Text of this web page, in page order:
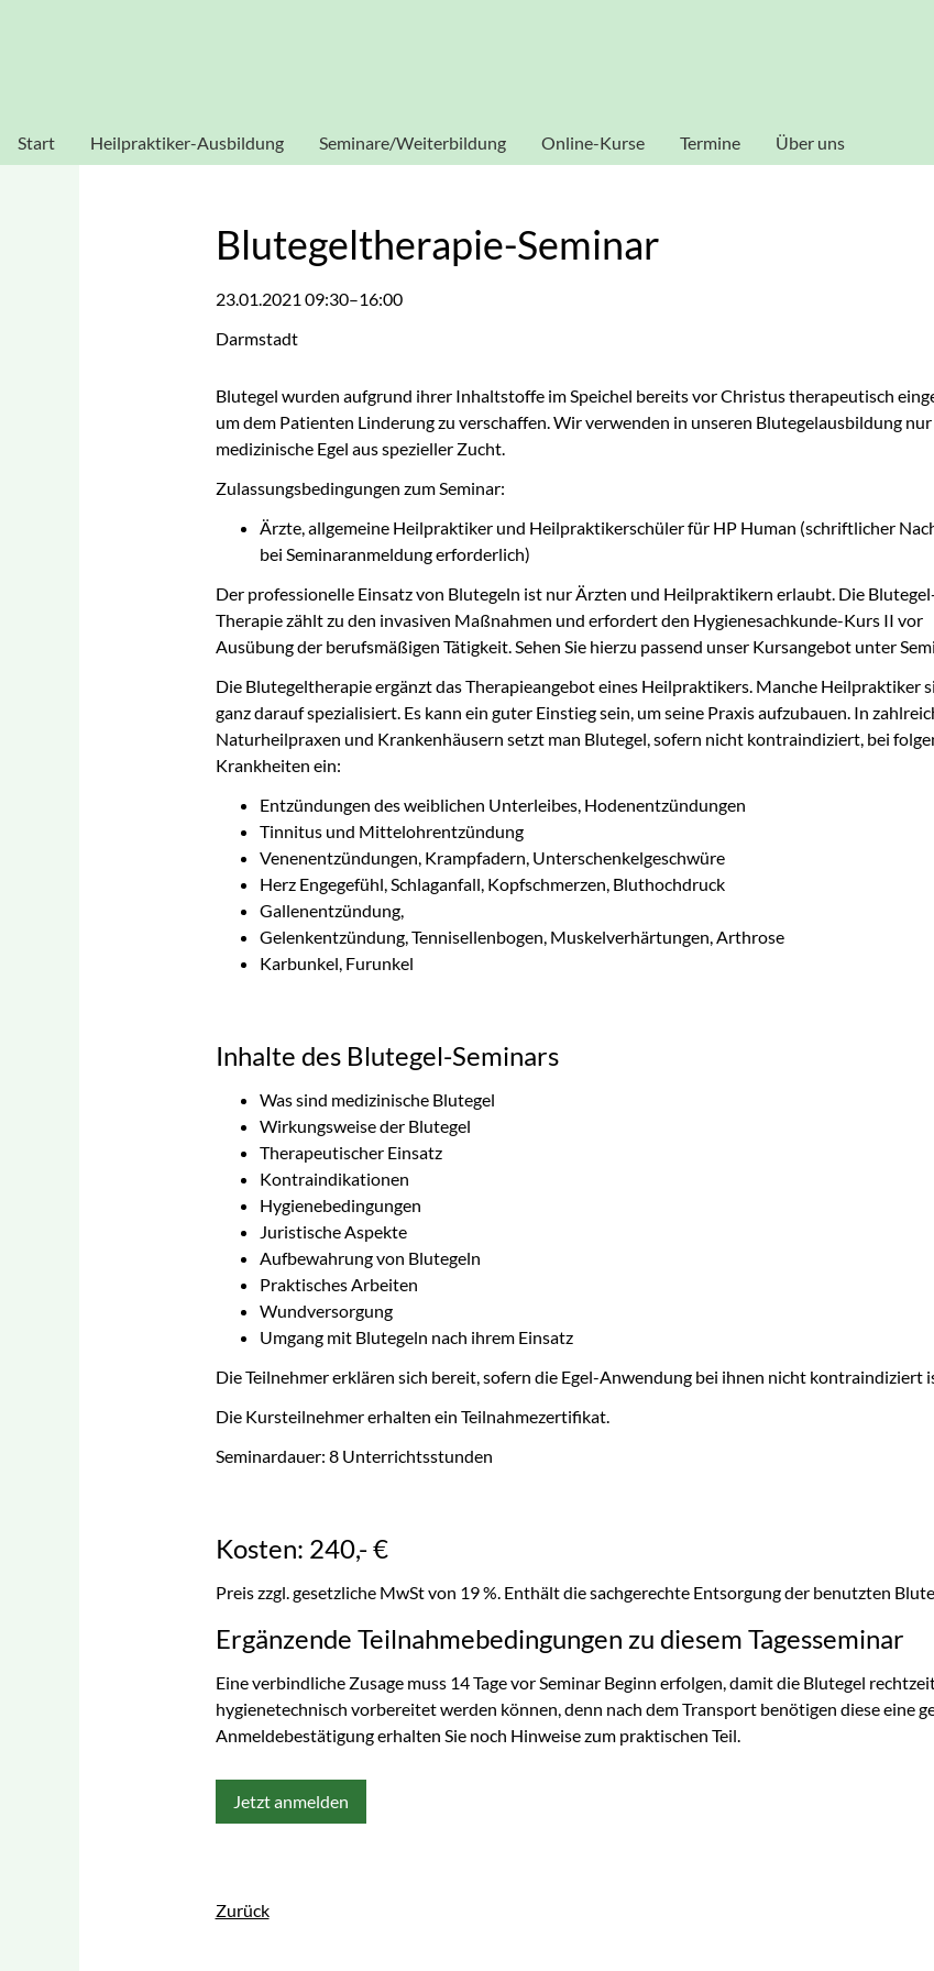
Start Heilpraktiker-Ausbildung Seminare/Weiterbildung
Blutegeltherapie
Homöopathie
Kinesiologie
med. Fußpflege
Psychoonkologie
Therapeutisches Taping
Wirbelsäulentherapie
nach Popp®
Online-Kurse Termine Über uns
Blutegeltherapie-Seminar
23.01.2021 09:30–16:00
Darmstadt
Blutegel wurden aufgrund ihrer Inhaltstoffe im Speichel bereits vor Christus therapeutisch
um dem Patienten Linderung zu verschaffen. Wir verwenden in unseren Blutegelausbildung nur
medizinische Egel aus spezieller Zucht.
Zulassungsbedingungen zum Seminar:
Ärzte, allgemeine Heilpraktiker und Heilpraktikerschüler für HP Human (schriftlicher
bei Seminaranmeldung erforderlich)
Der professionelle Einsatz von Blutegeln ist nur Ärzten und Heilpraktikern erlaubt. Die
Therapie zählt zu den invasiven Maßnahmen und erfordert den Hygienesachkunde-Kurs II vor
Ausübung der berufsmäßigen Tätigkeit. Sehen Sie hierzu passend unser Kursangebot unter
Die Blutegeltherapie ergänzt das Therapieangebot eines Heilpraktikers. Manche Heilpraktiker
ganz darauf spezialisiert. Es kann ein guter Einstieg sein, um seine Praxis aufzubauen. In
Naturheilpraxen und Krankenhäusern setzt man Blutegel, sofern nicht kontraindiziert, bei
Krankheiten ein:
Entzündungen des weiblichen Unterleibes, Hodenentzündungen
Tinnitus und Mittelohrentzündung
Venenentzündungen, Krampfadern, Unterschenkelgeschwüre
Herz Engegefühl, Schlaganfall, Kopfschmerzen, Bluthochdruck
Gallenentzündung,
Gelenkentzündung, Tennisellenbogen, Muskelverhärtungen, Arthrose
Karbunkel, Furunkel
Inhalte des Blutegel-Seminars
Was sind medizinische Blutegel
Wirkungsweise der Blutegel
Therapeutischer Einsatz
Kontraindikationen
Hygienebedingungen
Juristische Aspekte
Aufbewahrung von Blutegeln
Praktisches Arbeiten
Wundversorgung
Umgang mit Blutegeln nach ihrem Einsatz
Die Teilnehmer erklären sich bereit, sofern die Egel-Anwendung bei ihnen nicht kontraindiziert
Die Kursteilnehmer erhalten ein Teilnahmezertifikat.
Seminardauer: 8 Unterrichtsstunden
Kosten: 240,- €
Preis zzgl. gesetzliche MwSt von 19 %. Enthält die sachgerechte Entsorgung der benutzten
Ergänzende Teilnahmebedingungen zu diesem Tagesseminar
Eine verbindliche Zusage muss 14 Tage vor Seminar Beginn erfolgen, damit die Blutegel
hygienetechnisch vorbereitet werden können, denn nach dem Transport benötigen diese eine
Anmeldebestätigung erhalten Sie noch Hinweise zum praktischen Teil.
Jetzt anmelden
Zurück
Verwendung von Cookies: Um unsere Webseite für Sie optimal zu gestalten und fortlaufend verbessern zu können,